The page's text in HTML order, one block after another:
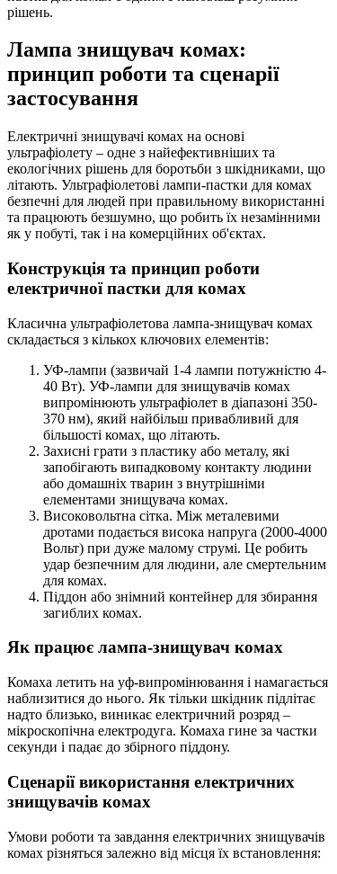
рішень.
Лампа знищувач комах:
принцип роботи та сценарії
застосування
Електричні знищувачі комах на основі
ультрафіолету – одне з найефективніших та
екологічних рішень для боротьби з шкідниками, що
літають. Ультрафіолетові лампи-пастки для комах
безпечні для людей при правильному використанні
та працюють безшумно, що робить їх незамінними
як у побуті, так і на комерційних об'єктах.
Конструкція та принцип роботи
електричної пастки для комах
Класична ультрафіолетова лампа-знищувач комах
складається з кількох ключових елементів:
УФ-лампи (зазвичай 1-4 лампи потужністю 4-
40 Вт). УФ-лампи для знищувачів комах
випромінюють ультрафіолет в діапазоні 350-
370 нм), який найбільш привабливий для
більшості комах, що літають.
Захисні грати з пластику або металу, які
запобігають випадковому контакту людини
або домашніх тварин з внутрішніми
елементами знищувача комах.
Високовольтна сітка. Між металевими
дротами подається висока напруга (2000-4000
Вольт) при дуже малому струмі. Це робить
удар безпечним для людини, але смертельним
для комах.
Піддон або знімний контейнер для збирання
загиблих комах.
Як працює лампа-знищувач комах
Комаха летить на уф-випромінювання і намагається
наблизитися до нього. Як тільки шкідник підлітає
надто близько, виникає електричний розряд –
мікроскопічна електродуга. Комаха гине за частки
секунди і падає до збірного піддону.
Сценарії використання електричних
знищувачів комах
Умови роботи та завдання електричних знищувачів
комах різняться залежно від місця їх встановлення: